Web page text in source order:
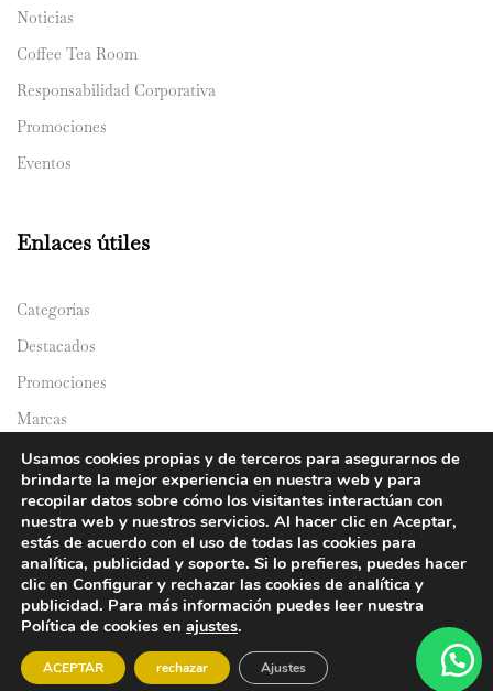
Noticias
Coffee Tea Room
Responsabilidad Corporativa
Promociones
Eventos
Enlaces útiles
Categorías
Destacados
Promociones
Marcas
Catálogos
Domicilios
© 2024 Y&Y Asian Market. All rights reserved.
Usamos cookies propias y de terceros para asegurarnos de
brindarte la mejor experiencia en nuestra web y para
recopilar datos sobre cómo los visitantes interactúan con
nuestra web y nuestros servicios. Al hacer clic en Aceptar,
estás de acuerdo con el uso de todas las cookies para
analítica, publicidad y soporte. Si lo prefieres, puedes hacer
clic en Configurar y rechazar las cookies de analítica y
publicidad. Para más información puedes leer nuestra
Política de cookies en ajustes.
ACEPTAR rechazar Ajustes